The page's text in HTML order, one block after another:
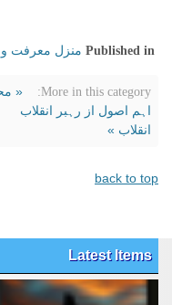
Published in منزل معرفت و
More in this category:
«
اہم اصول از رہبر انقلاب
انقلاب »
back to top
Latest Items